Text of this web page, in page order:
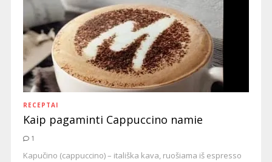
RECEPTAI
Kaip pagaminti Cappuccino namie
1
Kapučino (cappuccino) – itališka kava, ruošiama iš espresso